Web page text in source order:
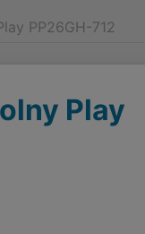
PP26GH-712
Play